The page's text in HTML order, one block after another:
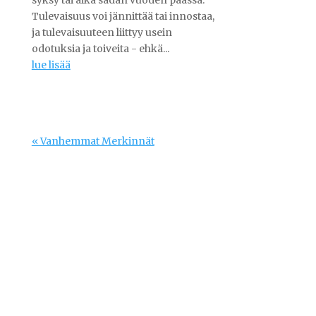
Tulevaisuus voi jännittää tai innostaa,
ja tulevaisuuteen liittyy usein
odotuksia ja toiveita - ehkä...
lue lisää
« Vanhemmat Merkinnät